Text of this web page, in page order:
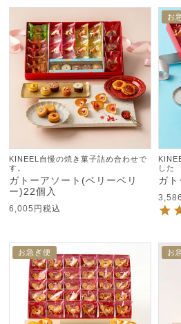
KINEEL自慢の焼き菓子詰め合わせで
す。
ガトーアソート(ベリーベリ
ー)22個入
6,005 税込
お
した
ガ
3,586
お急ぎ便 お